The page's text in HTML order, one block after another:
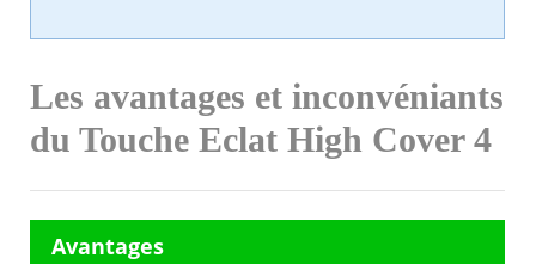
Les avantages et inconvéniants
du Touche Eclat High Cover 4